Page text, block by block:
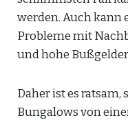
werden. Auch kann
Probleme mit
und hohe
Daher ist es ratsam,
Bungalows von